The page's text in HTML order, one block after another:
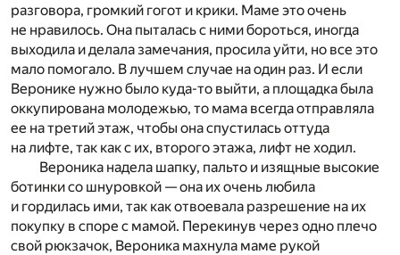
разговора, громкий гогот и крики. Маме это очень
не нравилось. Она пыталась с ними бороться, иногда
выходила и делала замечания, просила уйти, но все это
мало помогало. В лучшем случае на один раз. И если
Веронике нужно было куда-то выйти, а площадка была
оккупирована молодежью, то мама всегда отправляла
ее на третий этаж, чтобы она спустилась оттуда
на лифте, так как с их, второго этажа, лифт не ходил.
Вероника надела шапку, пальто и изящные высокие
ботинки со шнуровкой — она их очень любила
и гордилась ими, так как отвоевала разрешение на их
покупку в споре с мамой. Перекинув через одно плечо
свой рюкзачок, Вероника махнула маме рукой